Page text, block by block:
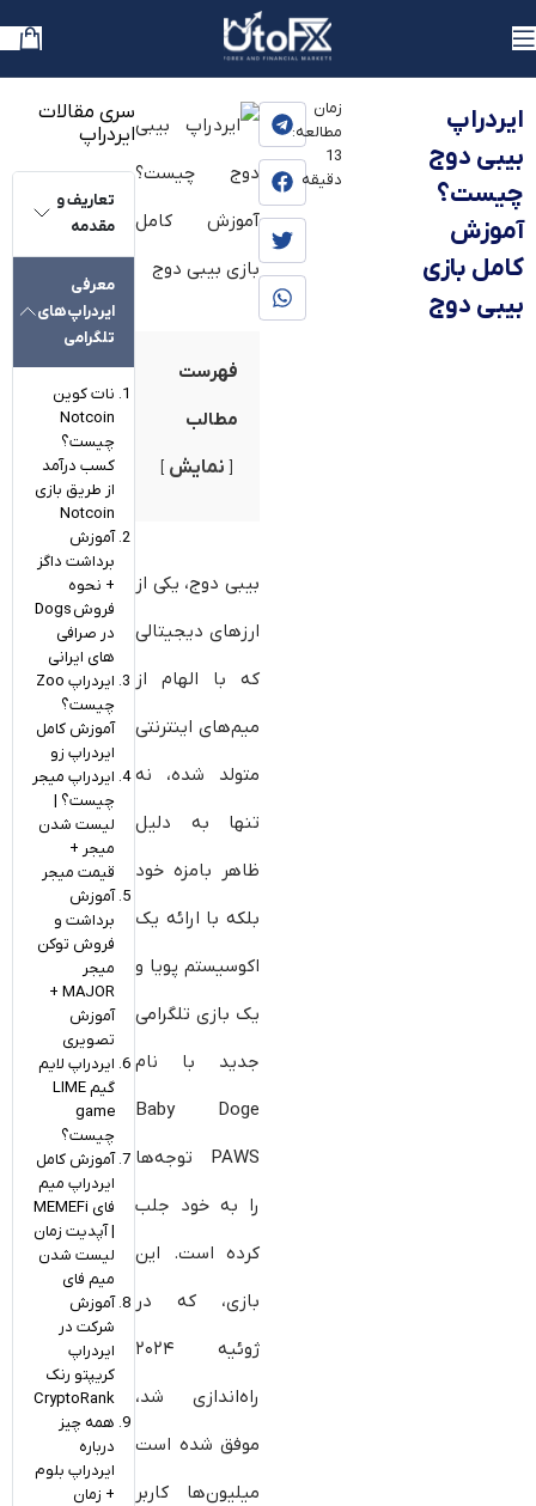
یوتوفارکس آموزش ارز دیجیتال آموزش و معرفی ایردراپ‌ها
ایردراپ
بیبی دوج
چیست؟
آموزش
کامل بازی
بیبی دوج
زمان
مطالعه:
13
دقیقه
فهرست
مطالب
نمایش
بیبی دوج، یکی از
ارزهای دیجیتالی
که با الهام از
میم‌های اینترنتی
متولد شده، نه
تنها به دلیل
ظاهر بامزه خود
بلکه با ارائه یک
اکوسیستم پویا و
یک بازی تلگرامی
جدید با نام
Baby Doge
PAWS توجه‌ها
را به خود جلب
کرده است. این
بازی، که در
ژوئیه ۲۰۲۴
راه‌اندازی شد،
موفق شده است
میلیون‌ها کاربر
سری مقالات
ایردراپ
تعاریف و
مقدمه
معرفی
ایردراپ‌های
تلگرامی
نات کوین
Notcoin
چیست؟
کسب درآمد
از طریق بازی
Notcoin
آموزش
برداشت داگز
+ نحوه
فروش Dogs
در صرافی
های ایرانی
ایردراپ Zoo
چیست؟
آموزش کامل
ایردراپ زو
ایردراپ میجر
چیست؟ |
لیست شدن
میجر +
قیمت میجر
آموزش
برداشت و
فروش توکن
میجر
MAJOR +
آموزش
تصویری
ایردراپ لایم
گیم LIME
game
چیست؟
آموزش کامل
ایردراپ میم
فای MEMEFi
| آپدیت زمان
لیست شدن
میم فای
آموزش
شرکت در
ایردراپ
کریپتو رنک
CryptoRank
همه چیز
درباره
ایردراپ بلوم
+ زمان